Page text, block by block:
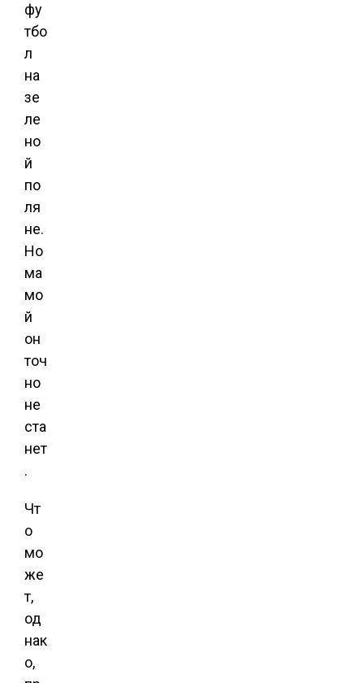
фу
тбо
л
на
зе
ле
но
й
по
ля
не.
Но
ма
мо
й
он
точ
но
не
ста
нет
.
Чт
о
мо
же
т,
од
нак
о,